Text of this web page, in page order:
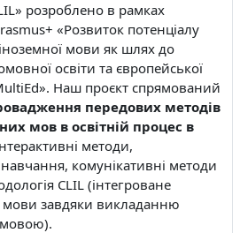
» розроблено в рамках
«Розвиток потенціалу
мови як шлях до
освіти та європейської
». Наш проєкт спрямований
передових методів
мов в освітній процес в
методи,
комунікативні методи
CLIL (інтегроване
мови завдяки викладанню
мовою).